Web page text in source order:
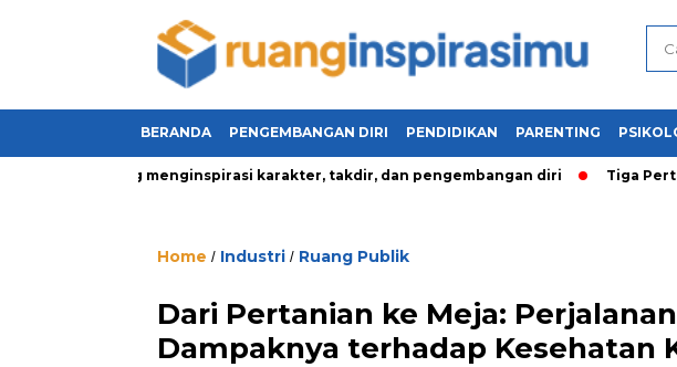
BERANDA PENGEMBANGAN DIRI PENDIDIKAN PARENTING
yang menginspirasi karakter, takdir, dan pengembangan diri Tiga
Home / Industri / Ruang Publik
Dari Pertanian ke Meja:
Dampaknya terhadap Kesehatan